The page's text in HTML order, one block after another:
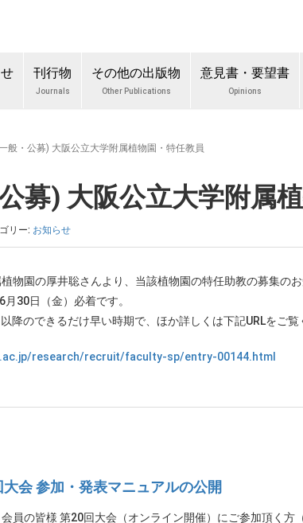
刊行物
Journals
その他の出版物
Other Publications
意見書・要望書
Opinions
般・公募) 大阪公立大学附属植物園・特任教員
募) 大阪公立大学附属
リー: お知らせ
物園の厚井聡さんより、当該植物園の特任助教の募集のお
30日（金）必着です。
降のできるだけ早い時期で、ほか詳しくは下記URLをご覧
research/recruit/faculty-sp/entry-00144.html
会 参加・発表マニュアルの公開
員の皆様 第20回大会（オンライン開催）にご参加頂く方